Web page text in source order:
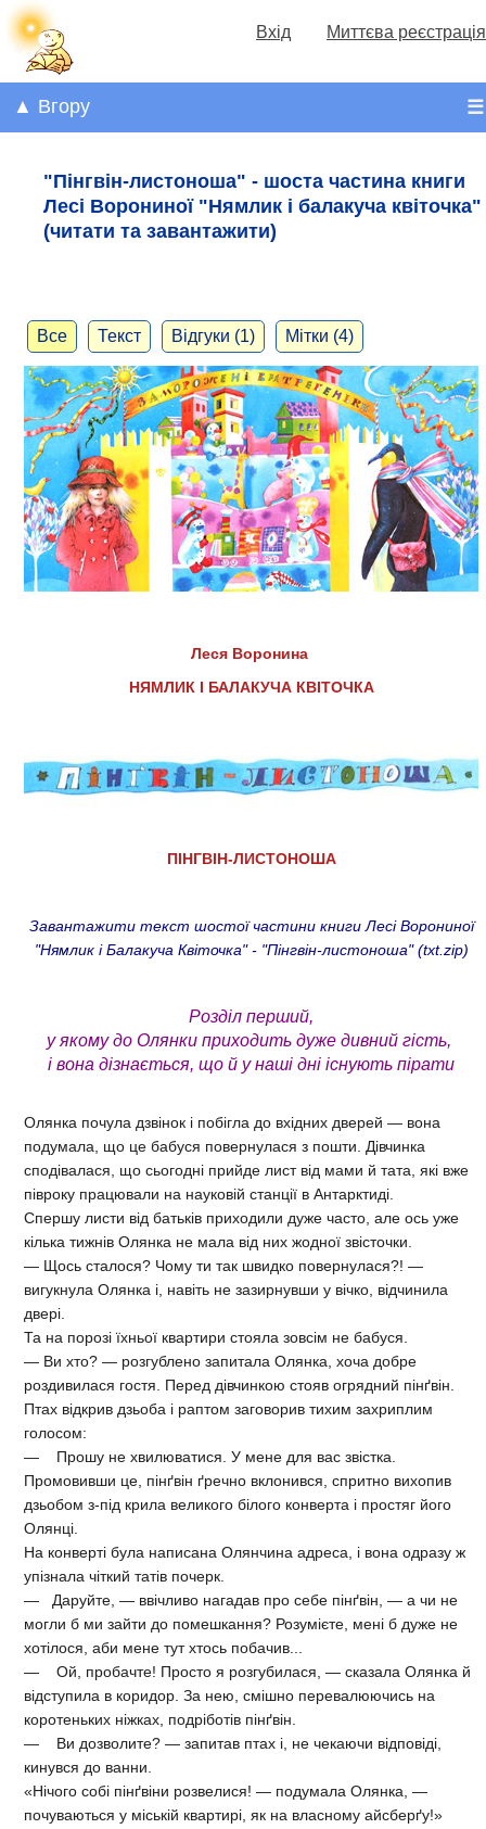
Вхід Миттєва реєстрація
☰
▲ Вгору
"Пінгвін-листоноша" - шоста частина книги
Лесі Ворониної "Нямлик і балакуча квіточка"
(читати та завантажити)
Все Текст Відгуки (1) Мітки (4)
Леся Воронина
НЯМЛИК І БАЛАКУЧА КВІТОЧКА
ПІНГВІН-ЛИСТОНОША
Завантажити текст шостої частини книги Лесі Ворониної
"Нямлик і Балакуча Квіточка" - "Пінгвін-листоноша" (txt.zip)
Розділ перший,
у якому до Олянки приходить дуже дивний гість,
і вона дізнається, що й у наші дні існують пірати
Олянка почула дзвінок і побігла до вхідних дверей — вона
подумала, що це бабуся повернулася з пошти. Дівчинка
сподівалася, що сьогодні прийде лист від мами й тата, які вже
півроку працювали на науковій станції в Антарктиді.
Спершу листи від батьків приходили дуже часто, але ось уже
кілька тижнів Олянка не мала від них жодної звісточки.
— Щось сталося? Чому ти так швидко повернулася?! —
вигукнула Олянка і, навіть не зазирнувши у вічко, відчинила
двері.
Та на порозі їхньої квартири стояла зовсім не бабуся.
— Ви хто? — розгублено запитала Олянка, хоча добре
роздивилася гостя. Перед дівчинкою стояв огрядний пінґвін.
Птах відкрив дзьоба і раптом заговорив тихим захриплим
голосом:
— Прошу не хвилюватися. У мене для вас звістка.
Промовивши це, пінґвін ґречно вклонився, спритно вихопив
дзьобом з-під крила великого білого конверта і простяг його
Олянці.
На конверті була написана Олянчина адреса, і вона одразу ж
упізнала чіткий татів почерк.
— Даруйте, — ввічливо нагадав про себе пінґвін, — а чи не
могли б ми зайти до помешкання? Розумієте, мені б дуже не
хотілося, аби мене тут хтось побачив...
— Ой, пробачте! Просто я розгубилася, — сказала Олянка й
відступила в коридор. За нею, смішно перевалюючись на
коротеньких ніжках, подріботів пінґвін.
— Ви дозволите? — запитав птах і, не чекаючи відповіді,
кинувся до ванни.
«Нічого собі пінґвіни розвелися! — подумала Олянка, —
почуваються у міській квартирі, як на власному айсберґу!»